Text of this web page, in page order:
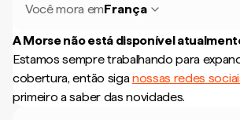
Você mora emFrança
A Morse não está disponível
Estamos sempre trabalhando para
cobertura, então siganossas redes
primeiro a saber das novidades.